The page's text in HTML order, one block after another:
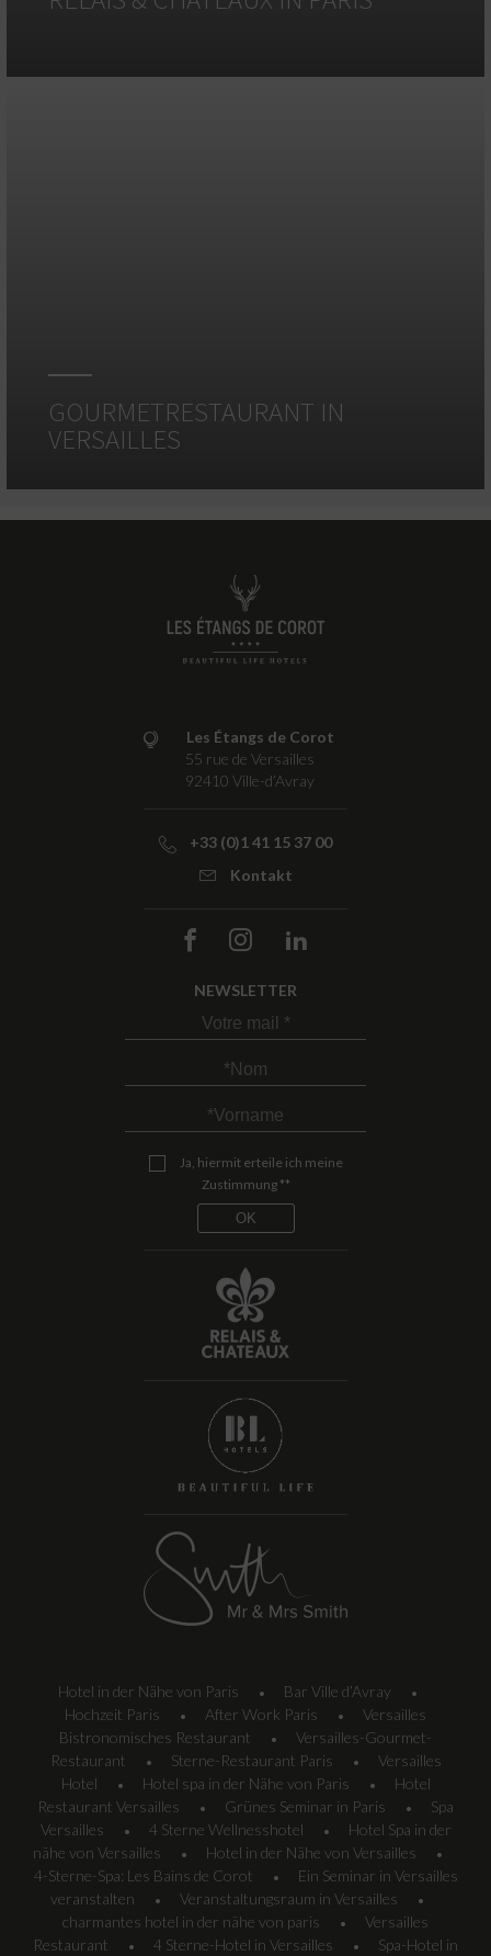
GOURMETRESTAURANT IN
VERSAILLES
Les Étangs de Corot
55 rue de Versailles
92410 Ville-d’Avray
+33 (0)1 41 15 37 00
Kontakt
NEWSLETTER
Ja, hiermit erteile ich meine
Zustimmung **
Hotel in der Nähe von Paris • Bar Ville d’Avray •
Hochzeit Paris • After Work Paris •
Versailles
Bistronomisches Restaurant
•
Versailles-Gourmet-
Restaurant
• Sterne-Restaurant Paris •
Versailles
Hotel
• Hotel spa in der Nähe von Paris •
Hotel
Restaurant Versailles
• Grünes Seminar in Paris •
Spa
Versailles
• 4 Sterne Wellnesshotel •
Hotel Spa in der
nähe von Versailles
• Hotel in der Nähe von Versailles •
4-Sterne-Spa: Les Bains de Corot •
Ein Seminar in Versailles
veranstalten
• Veranstaltungsraum in Versailles •
charmantes hotel in der nähe von paris •
Versailles
Restaurant
• 4 Sterne-Hotel in Versailles •
Spa-Hotel in